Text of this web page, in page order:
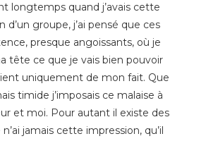
longtemps quand j’avais cette
d’un groupe, j’ai pensé que ces
presque angoissants, où je
tête ce que je vais bien pouvoir
uniquement de mon fait. Que
timide j’imposais ce malaise à
et moi. Pour autant il existe des
jamais cette impression, qu’il